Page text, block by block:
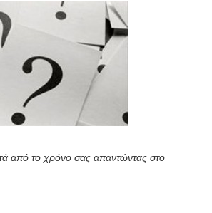
από το χρόνο σας απαντώντας στο